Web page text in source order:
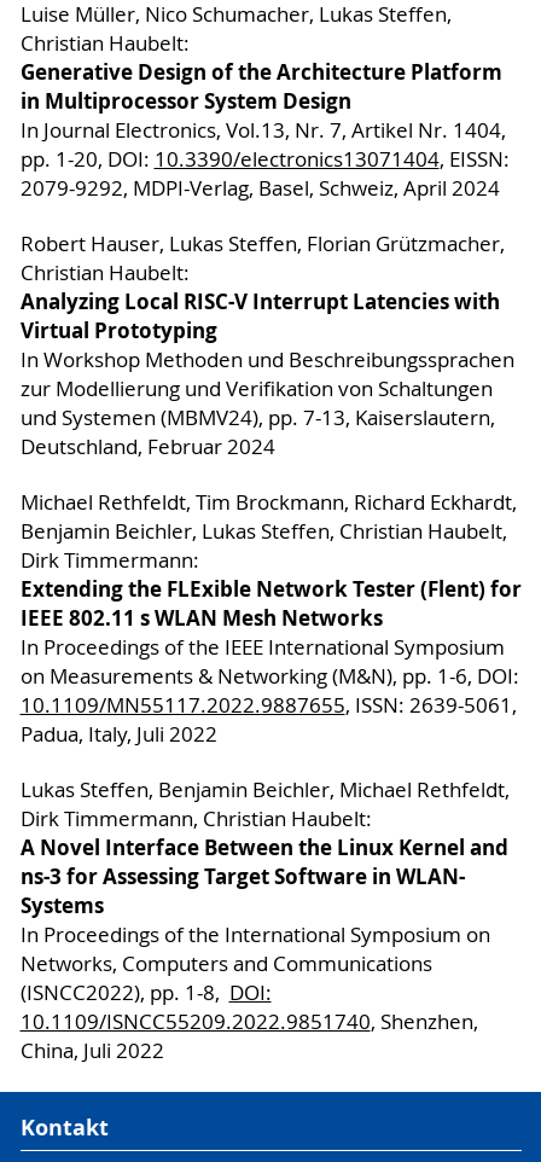
Luise Müller, Nico Schumacher, Lukas Steffen,
Christian Haubelt:
Generative Design of the Architecture Platform
in Multiprocessor System Design
In Journal Electronics, Vol.13, Nr. 7, Artikel Nr. 1404,
pp. 1-20, DOI: 10.3390/electronics13071404, EISSN:
2079-9292, MDPI-Verlag, Basel, Schweiz, April 2024
Robert Hauser, Lukas Steffen, Florian Grützmacher,
Christian Haubelt:
Analyzing Local RISC-V Interrupt Latencies with
Virtual Prototyping
In Workshop Methoden und Beschreibungssprachen
zur Modellierung und Verifikation von Schaltungen
und Systemen (MBMV24), pp. 7-13, Kaiserslautern,
Deutschland, Februar 2024
Michael Rethfeldt, Tim Brockmann, Richard Eckhardt,
Benjamin Beichler, Lukas Steffen, Christian Haubelt,
Dirk Timmermann:
Extending the FLExible Network Tester (Flent) for
IEEE 802.11 s WLAN Mesh Networks
In Proceedings of the IEEE International Symposium
on Measurements & Networking (M&N), pp. 1-6, DOI:
10.1109/MN55117.2022.9887655, ISSN: 2639-5061,
Padua, Italy, Juli 2022
Lukas Steffen, Benjamin Beichler, Michael Rethfeldt,
Dirk Timmermann, Christian Haubelt:
A Novel Interface Between the Linux Kernel and
ns-3 for Assessing Target Software in WLAN-
Systems
In Proceedings of the International Symposium on
Networks, Computers and Communications
(ISNCC2022), pp. 1-8, DOI:
10.1109/ISNCC55209.2022.9851740, Shenzhen,
China, Juli 2022
Kontakt